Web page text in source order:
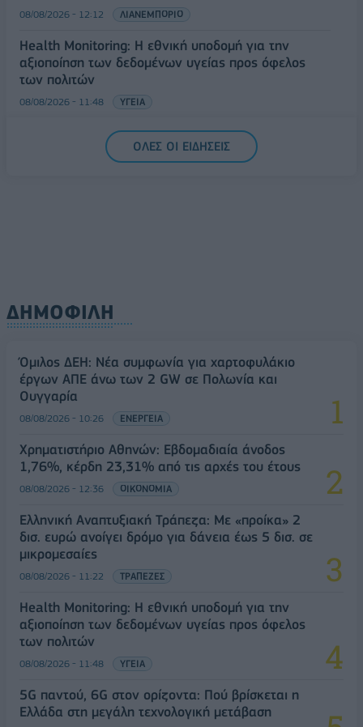
08/08/2026 - 12:12 ΛΙΑΝΕΜΠΟΡΙΟ
Health Monitoring: Η εθνική υποδομή για την
αξιοποίηση των δεδομένων υγείας προς όφελος
των πολιτών
08/08/2026 - 11:48 ΥΓΕΙΑ
Ελληνική Αναπτυξιακή Τράπεζα: Με «προίκα» 2 δισ.
ευρώ ανοίγει δρόμο για δάνεια έως 5 δισ. σε
ΟΛΕΣ ΟΙ ΕΙΔΗΣΕΙΣ
ΔΗΜΟΦΙΛΗ
Όμιλος ΔΕΗ: Νέα συμφωνία για χαρτοφυλάκιο
έργων ΑΠΕ άνω των 2 GW σε Πολωνία και
Ουγγαρία
08/08/2026 - 10:26 ΕΝΕΡΓΕΙΑ
Χρηματιστήριο Αθηνών: Εβδομαδιαία άνοδος
1,76%, κέρδη 23,31% από τις αρχές του έτους
08/08/2026 - 12:36 ΟΙΚΟΝΟΜΙΑ
Ελληνική Αναπτυξιακή Τράπεζα: Με «προίκα» 2
δισ. ευρώ ανοίγει δρόμο για δάνεια έως 5 δισ. σε
μικρομεσαίες
08/08/2026 - 11:22 ΤΡΑΠΕΖΕΣ
Health Monitoring: Η εθνική υποδομή για την
αξιοποίηση των δεδομένων υγείας προς όφελος
των πολιτών
08/08/2026 - 11:48 ΥΓΕΙΑ
5G παντού, 6G στον ορίζοντα: Πού βρίσκεται η
Ελλάδα στη μεγάλη τεχνολογική μετάβαση